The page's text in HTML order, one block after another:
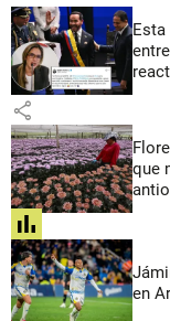
share
que
share
en